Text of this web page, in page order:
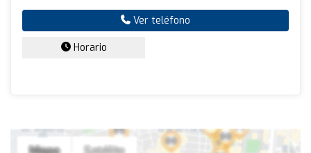
Ver teléfono
Horario